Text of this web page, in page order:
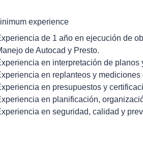
experience
de 1 año en ejecución de
de Autocad y Presto.
en interpretación de planos
en replanteos y mediciones
en presupuestos y
en planificación,
en seguridad, calidad y